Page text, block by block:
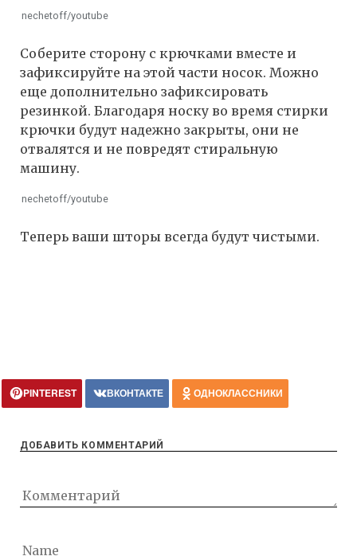
nechetoff/youtube
Соберите сторону с крючками вместе и
зафиксируйте на этой части носок. Можно
еще дополнительно зафиксировать
резинкой. Благодаря носку во время стирки
крючки будут надежно закрыты, они не
отвалятся и не повредят стиральную
машину.
nechetoff/youtube
Теперь ваши шторы всегда будут чистыми.
PINTEREST ВКОНТАКТЕ ОДНОКЛАССНИКИ
ДОБАВИТЬ КОММЕНТАРИЙ